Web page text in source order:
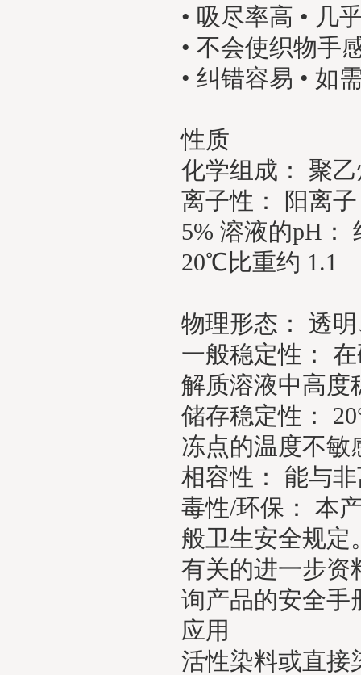
• 吸尽率高 • 几
• 不会使织物手
• 纠错容易 • 如
性质
化学组成： 聚
离子性： 阳离子
5% 溶液的pH：
20℃比重约 1.1
物理形态： 透
一般稳定性：
解质溶液中高度
储存稳定性：
冻点的温度不敏
相容性： 能与
毒性/环保： 本
般卫生安全规定
有关的进一步资
询产品的安全手
应用
活性染料或直接